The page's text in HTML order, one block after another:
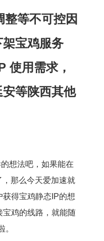
整等不可控因
宝鸡服务
使用需求，
等陕西其他
想法吧，如果能在
那么今天爱加速就
得宝鸡静态IP的想
鸡的线路，就能随
。